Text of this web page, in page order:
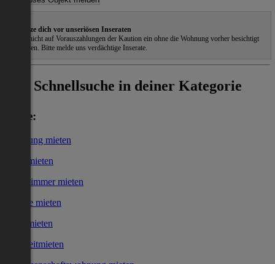
Schütze dich vor unseriösen Inseraten
Gehe nicht auf Vorauszahlungen der Kaution ein ohne die Wohnung vorher besichtigt
zu haben. Bitte melde uns verdächtige Inserate.
Schnellsuche in deiner Kategorie
Miete:
Wohnung mieten
Haus mieten
WG-Zimmer mieten
Garage mieten
Büro mieten
Kurzzeitmieten